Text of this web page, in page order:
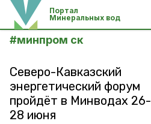
Портал
Минеральных вод
#минпром ск
Северо-Кавказский
энергетический форум
пройдёт в Минводах 26-
28 июня